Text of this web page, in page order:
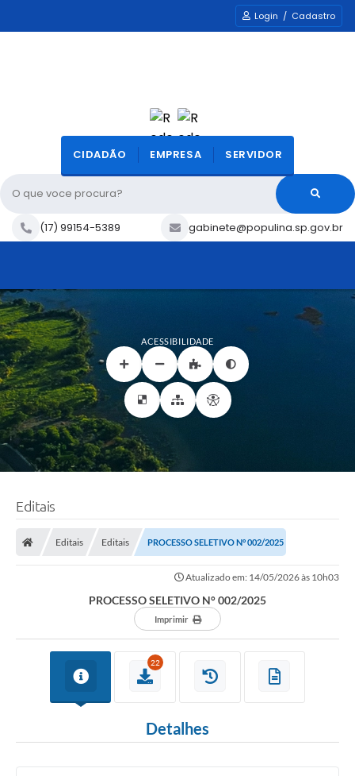
Login / Cadastro
O que voce procura?
CIDADÃO EMPRESA SERVIDOR
(17) 99154-5389 gabinete@populina.sp.gov.br
ACESSIBILIDADE
Editais
Editais Editais PROCESSO SELETIVO N° 002/2025
Atualizado em: 14/05/2026 às 10h03
PROCESSO SELETIVO N° 002/2025
Imprimir
22
Detalhes